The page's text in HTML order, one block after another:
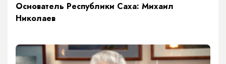
Основатель Республики Саха: Михаил
Николаев